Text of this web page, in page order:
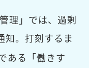
理」では、過剰
知。打刻するま
ある「働きす